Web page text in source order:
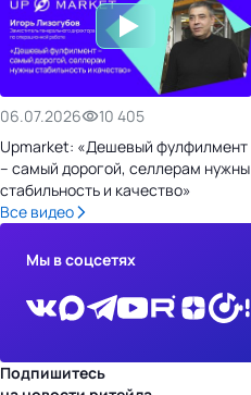
06.07.2026
10 405
Upmarket: «Дешевый фулфилмент
– самый дорогой, селлерам нужны
стабильность и качество»
Все видео
Мы в соцсетях
Подпишитесь